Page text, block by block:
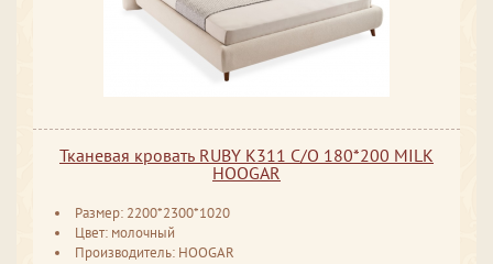
Тканевая кровать RUBY K311 С/О 180*200 MILK
HOOGAR
Размер: 2200*2300*1020
Цвет: молочный
Производитель: HOOGAR